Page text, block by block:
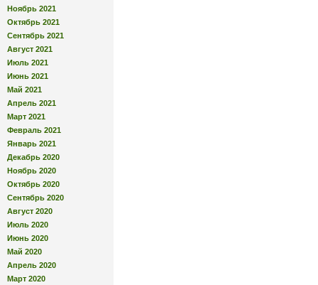
Ноябрь 2021
Октябрь 2021
Сентябрь 2021
Август 2021
Июль 2021
Июнь 2021
Май 2021
Апрель 2021
Март 2021
Февраль 2021
Январь 2021
Декабрь 2020
Ноябрь 2020
Октябрь 2020
Сентябрь 2020
Август 2020
Июль 2020
Июнь 2020
Май 2020
Апрель 2020
Март 2020